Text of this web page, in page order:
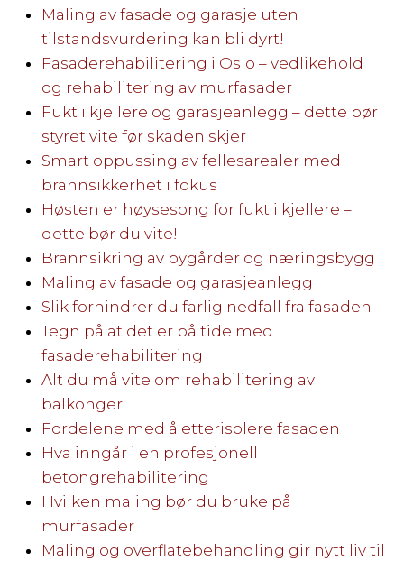
Maling av fasade og garasje uten
tilstandsvurdering kan bli dyrt!
Fasaderehabilitering i Oslo – vedlikehold
og rehabilitering av murfasader
Fukt i kjellere og garasjeanlegg – dette bør
styret vite før skaden skjer
Smart oppussing av fellesarealer med
brannsikkerhet i fokus
Høsten er høysesong for fukt i kjellere –
dette bør du vite!
Brannsikring av bygårder og næringsbygg
Maling av fasade og garasjeanlegg
Slik forhindrer du farlig nedfall fra fasaden
Tegn på at det er på tide med
fasaderehabilitering
Alt du må vite om rehabilitering av
balkonger
Fordelene med å etterisolere fasaden
Hva inngår i en profesjonell
betongrehabilitering
Hvilken maling bør du bruke på
murfasader
Maling og overflatebehandling gir nytt liv til